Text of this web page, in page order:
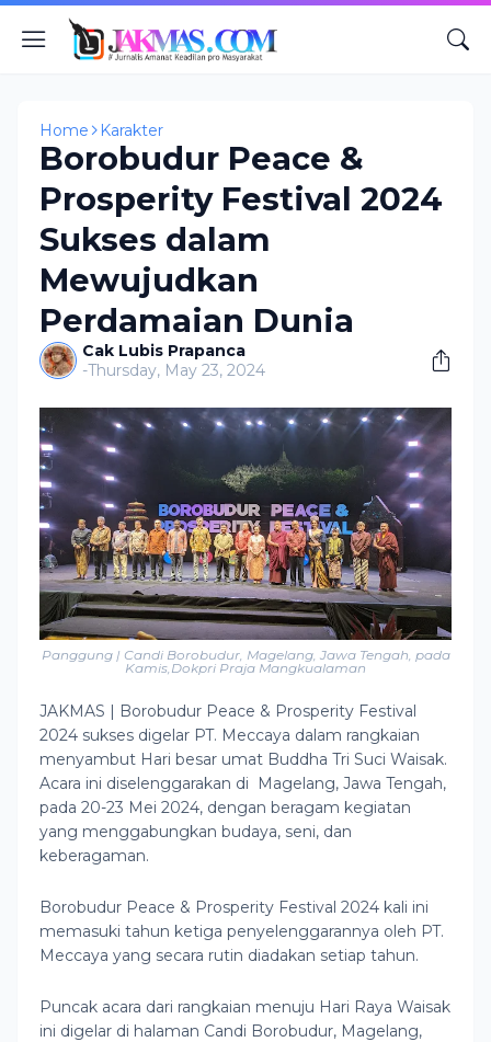
Home Karakter
Borobudur Peace &
Prosperity Festival 2024
Sukses dalam
Mewujudkan
Perdamaian Dunia
Cak Lubis Prapanca
-Thursday, May 23, 2024
Panggung | Candi Borobudur, Magelang, Jawa Tengah, pada
Kamis,Dokpri Praja Mangkualaman
JAKMAS | Borobudur Peace & Prosperity Festival
2024 sukses digelar PT. Meccaya dalam rangkaian
menyambut Hari besar umat Buddha Tri Suci Waisak.
Acara ini diselenggarakan di Magelang, Jawa Tengah,
pada 20-23 Mei 2024, dengan beragam kegiatan
yang menggabungkan budaya, seni, dan
keberagaman.
Borobudur Peace & Prosperity Festival 2024 kali ini
memasuki tahun ketiga penyelenggarannya oleh PT.
Meccaya yang secara rutin diadakan setiap tahun.
Puncak acara dari rangkaian menuju Hari Raya Waisak
ini digelar di halaman Candi Borobudur, Magelang,